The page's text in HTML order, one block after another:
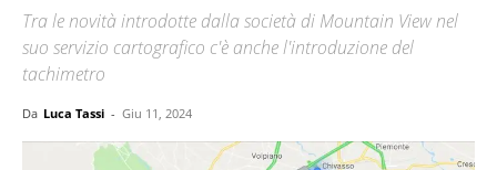
Tra le novità introdotte dalla società di Mountain View nel
suo servizio cartografico c'è anche l'introduzione del
tachimetro
Da Luca Tassi - Giu 11, 2024